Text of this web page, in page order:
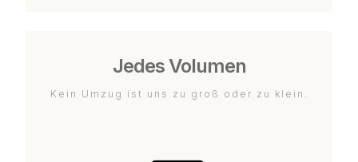
Jedes Volumen
Kein Umzug ist uns zu groß oder zu klein.